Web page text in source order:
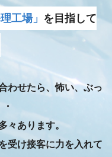
工場」 を目指して
わせたら、怖い、ぶっ
々あります。
受け接客に力を入れて